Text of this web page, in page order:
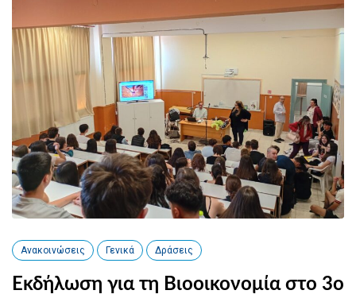
Ανακοινώσεις Γενικά Δράσεις
Εκδήλωση για τη Βιοοικονομία στο 3ο